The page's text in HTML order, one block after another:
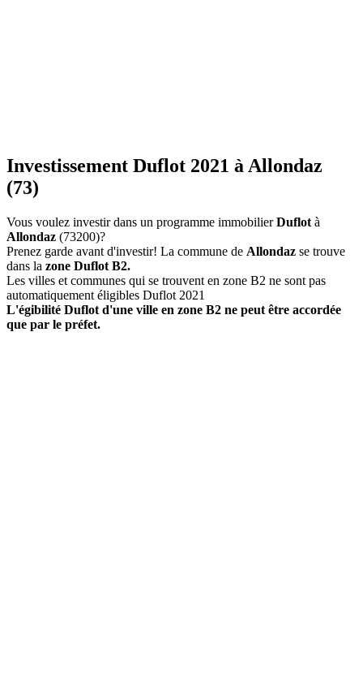
Investissement Duflot 2021 à Allondaz
(73)
Vous voulez investir dans un programme immobilierDuflot à
Allondaz (73200)?
Prenez garde avant d'investir! La commune de Allondaz se trouve
dans la zone Duflot B2.
Les villes et communes qui se trouvent en zone B2 ne sont pas
automatiquement éligibles Duflot 2021
L'égibilité Duflot d'une ville en zone B2 ne peut être accordée
que par le préfet.